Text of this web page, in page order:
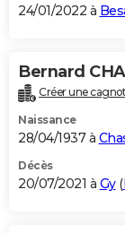
24/01/2022 à
Bernard
Créer une
Naissance
28/04/1937 à
Décès
20/07/2021 à Gy(